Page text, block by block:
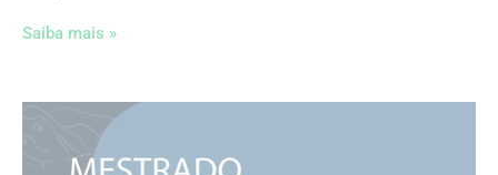
Saiba mais »